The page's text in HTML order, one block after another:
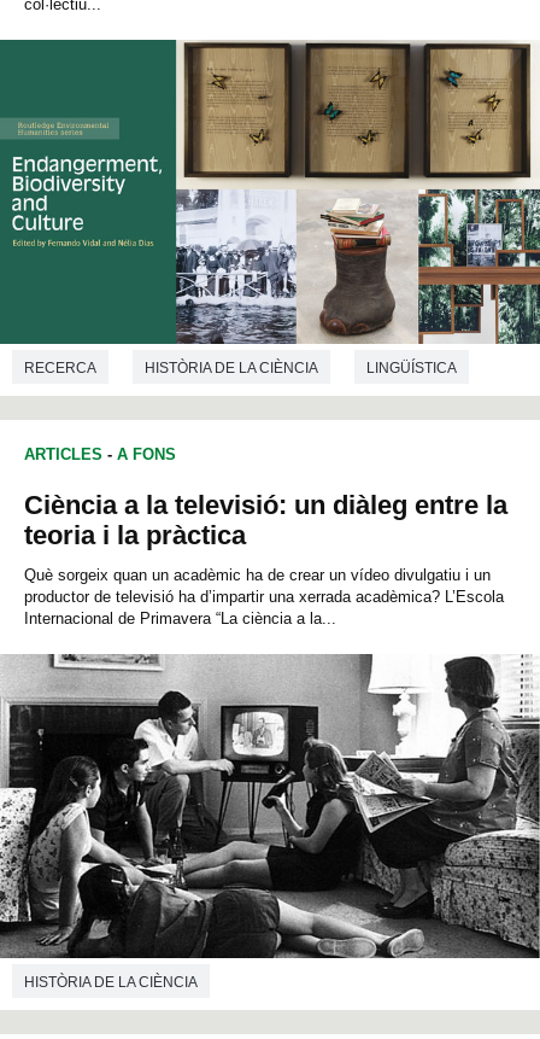
col·lectiu...
RECERCA HISTÒRIA DE LA CIÈNCIA LINGÜÍSTICA
FILOSOFIA CIÈNCIES AMBIENTALS ANTROPOLOGIA
ARTICLES - A FONS
Ciència a la televisió: un diàleg entre la
teoria i la pràctica
Què sorgeix quan un acadèmic ha de crear un vídeo divulgatiu i un
productor de televisió ha d’impartir una xerrada acadèmica? L’Escola
Internacional de Primavera “La ciència a la...
HISTÒRIA DE LA CIÈNCIA